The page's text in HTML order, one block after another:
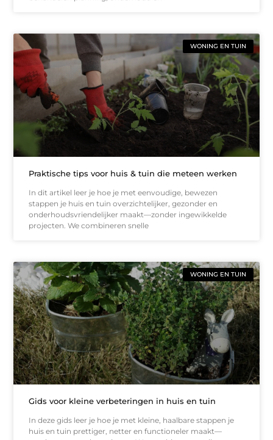
WONING EN TUIN
Praktische tips voor huis & tuin die meteen werken
In dit artikel leer je hoe je met eenvoudige, bewezen
stappen je huis en tuin overzichtelijker, gezonder en
onderhoudsvriendelijker maakt—zonder ingewikkelde
projecten. We combineren snelle
WONING EN TUIN
Gids voor kleine verbeteringen in huis en tuin
In deze gids leer je hoe je met kleine, haalbare stappen je
huis en tuin prettiger, netter en functioneler maakt—